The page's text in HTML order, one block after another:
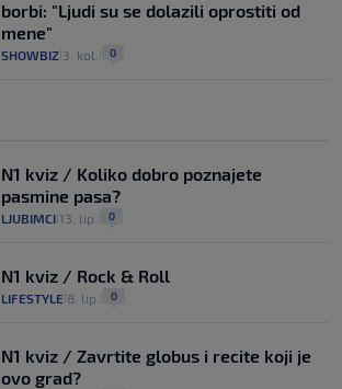
borbi: "Ljudi su se dolazili oprostiti od
mene"
SHOWBIZ 3. kol. 0
N1 kviz / Koliko dobro poznajete
pasmine pasa?
LJUBIMCI 13. lip. 0
N1 kviz / Rock & Roll
LIFESTYLE 8. lip. 0
N1 kviz / Zavrtite globus i recite koji je
ovo grad?